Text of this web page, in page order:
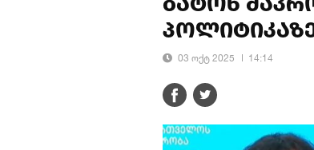
03 ოქტ 2025 14:14